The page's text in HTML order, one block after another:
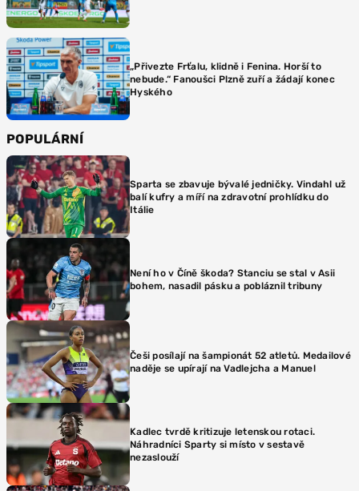
„Přivezte Frťalu, klidně i Fenina. Horší to
nebude.“ Fanoušci Plzně zuří a žádají konec
Hyského
POPULÁRNÍ
Sparta se zbavuje bývalé jedničky. Vindahl už
balí kufry a míří na zdravotní prohlídku do
Itálie
Není ho v Číně škoda? Stanciu se stal v Asii
bohem, nasadil pásku a pobláznil tribuny
Češi posílají na šampionát 52 atletů. Medailové
naděje se upírají na Vadlejcha a Manuel
Kadlec tvrdě kritizuje letenskou rotaci.
Náhradníci Sparty si místo v sestavě
nezaslouží